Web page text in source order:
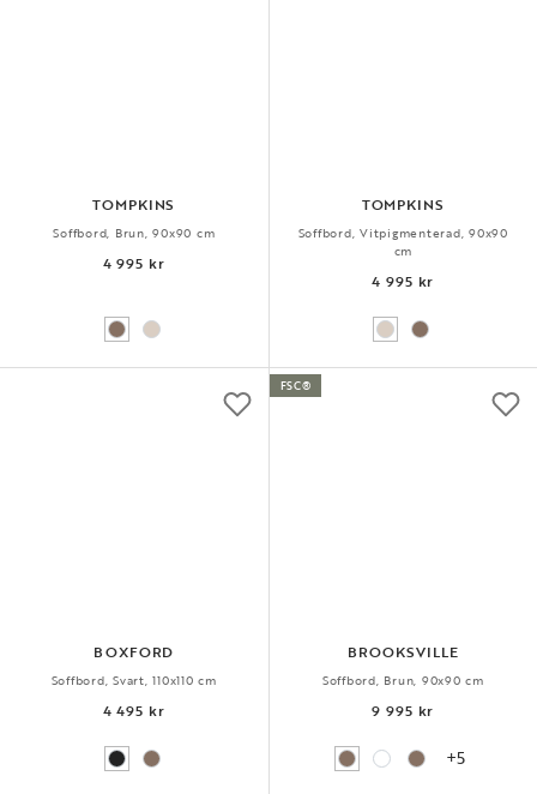
TOMPKINS
Soffbord, Brun, 90x90 cm
4 995 kr
TOMPKINS
Soffbord, Vitpigmenterad, 90x90
cm
4 995 kr
BOXFORD
Soffbord, Svart, 110x110 cm
4 495 kr
BROOKSVILLE
Soffbord, Brun, 90x90 cm
9 995 kr
+5
FSC®